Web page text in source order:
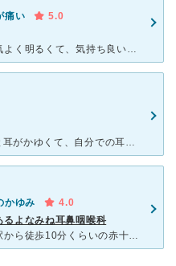
痛い
5.0
先生もスタッフの方も、皆さん元気よく明るくて、気持ち良い印象です。 中耳炎や、耳掃除で、いつもお世話になってます。 診察室は広々してて、圧迫感がなく、両サイドにカメラがあり、自分自身で耳の
[症状・来院理由] ひと月ほどずっと耳がかゆくて、自分での耳かきではどうにもならなかったため、耳垢の除去をしてもらいに行きました。自己診断では、綿棒での耳そうじを繰り返しため、耳垢が奥に詰まってしま
かゆみ
4.0
るよなみね耳鼻咽喉科
よなみね耳鼻咽喉科は大阪上本町駅から徒歩10分くらいの赤十字病院のすぐ近くにあります。阪急オアシスの隣にあるマンションの地下です。よなみね耳鼻咽喉科は 赤十字病院で経験を積んだよなみね医師が開業され